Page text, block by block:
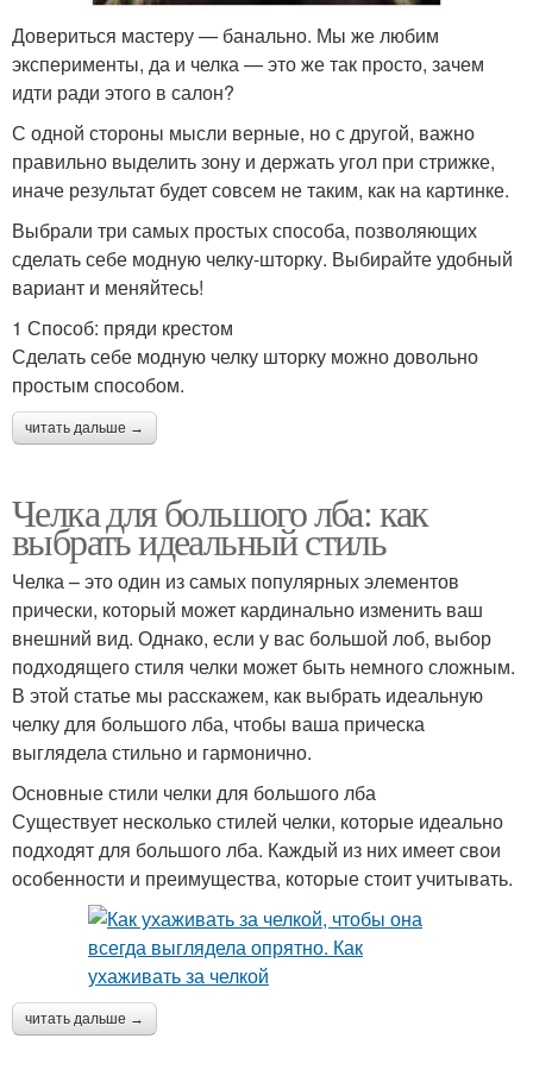
Довериться мастеру — банально. Мы же любим
эксперименты, да и челка — это же так просто, зачем
идти ради этого в салон?
С одной стороны мысли верные, но с другой, важно
правильно выделить зону и держать угол при стрижке,
иначе результат будет совсем не таким, как на картинке.
Выбрали три самых простых способа, позволяющих
сделать себе модную челку-шторку. Выбирайте удобный
вариант и меняйтесь!
1 Способ: пряди крестом
Сделать себе модную челку шторку можно довольно
простым способом.
читать дальше →
Челка для большого лба: как
выбрать идеальный стиль
Челка – это один из самых популярных элементов
прически, который может кардинально изменить ваш
внешний вид. Однако, если у вас большой лоб, выбор
подходящего стиля челки может быть немного сложным.
В этой статье мы расскажем, как выбрать идеальную
челку для большого лба, чтобы ваша прическа
выглядела стильно и гармонично.
Основные стили челки для большого лба
Существует несколько стилей челки, которые идеально
подходят для большого лба. Каждый из них имеет свои
особенности и преимущества, которые стоит учитывать.
читать дальше →